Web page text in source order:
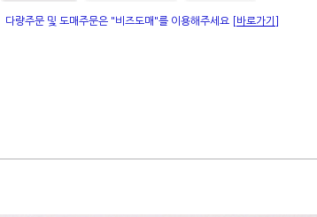
다량주문 및 도매주문은 "비즈도매"를 이용해주세요 [바로가기]